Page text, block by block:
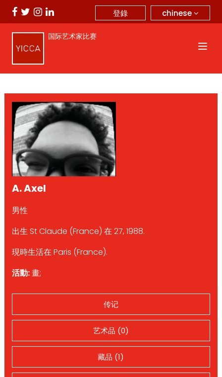
chinese
登錄
国际艺术家比赛
A. Axel
男性
出生 St Claude (France) 在 27, 1988.
現時生活在 Paris (France).
活動:畫;
传记
艺术品 (0)
藏品 (1)